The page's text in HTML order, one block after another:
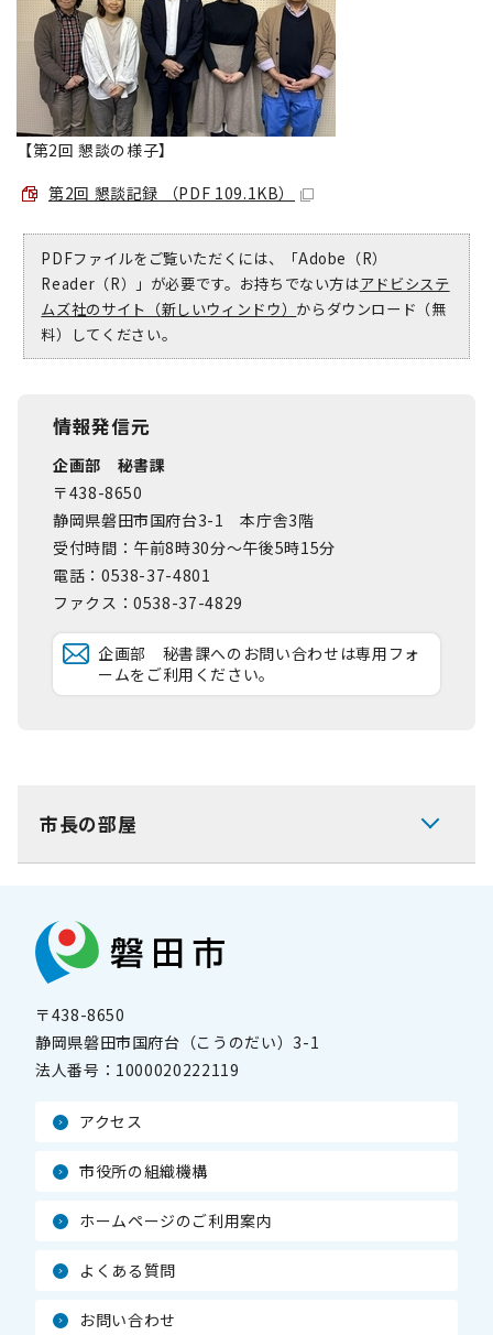
【第2回 懇談の様子】
第2回 懇談記録 （PDF 109.1KB）
PDFファイルをご覧いただくには、「Adobe（R）
Reader（R）」が必要です。お持ちでない方はアドビシステ
ムズ社のサイト（新しいウィンドウ） からダウンロード（無
料）してください。
情報発信元
企画部 秘書課
〒438-8650
静岡県磐田市国府台3-1 本庁舎3階
受付時間：午前8時30分～午後5時15分
電話：0538-37-4801
ファクス：0538-37-4829
企画部 秘書課へのお問い合わせは専用フォ
ームをご利用ください。
市長の部屋
〒438-8650
静岡県磐田市国府台（こうのだい）3-1
法人番号： 1000020222119
アクセス
市役所の組織機構
ホームページのご利用案内
よくある質問
お問い合わせ